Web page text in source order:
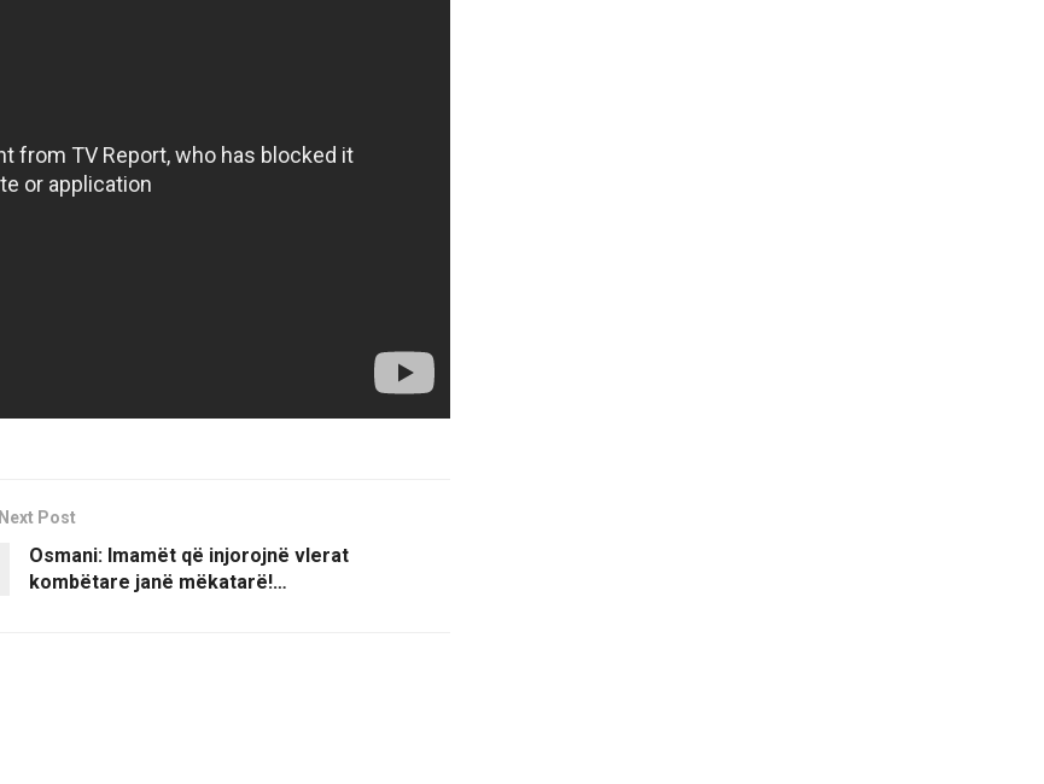
Next Post
O​smani: Imamët që injorojnë vlerat
kombëtare janë mëkatarë!…